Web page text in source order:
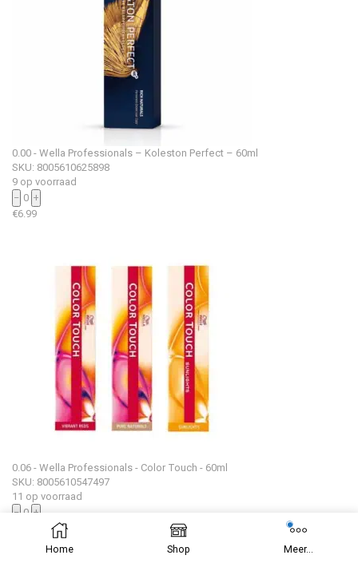
0.00 - Wella Professionals – Koleston Perfect – 60ml
SKU: 8005610625898
9 op voorraad
− 0 +
€6.99
0.06 - Wella Professionals - Color Touch - 60ml
SKU: 8005610547497
11 op voorraad
− 0 +
Home Shop Meer...